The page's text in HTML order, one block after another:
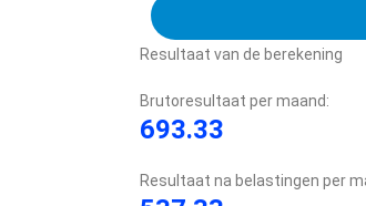
Resultaat van de berekening
Brutoresultaat per maand:
693.33
Resultaat na belastingen per